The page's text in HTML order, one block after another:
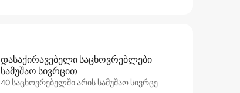
დასაქირავებელი საცხოვრებლები
სამუშაო სივრცით
40 საცხოვრებელში არის სამუშაო სივრცე